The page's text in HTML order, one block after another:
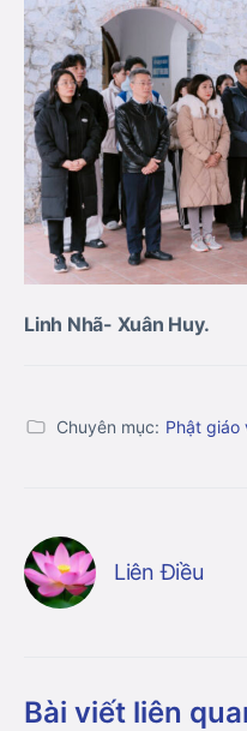
Linh Nhã- Xuân Huy.
Chuyên mục: Phật giáo
Liên Điều
Bài viết liên